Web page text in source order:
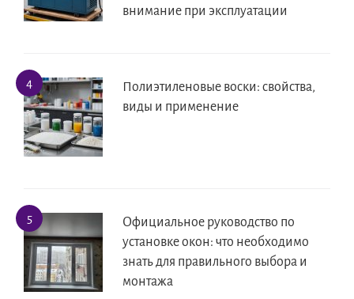
внимание при эксплуатации
Полиэтиленовые воски: свойства,
виды и применение
Официальное руководство по
установке окон: что необходимо
знать для правильного выбора и
монтажа